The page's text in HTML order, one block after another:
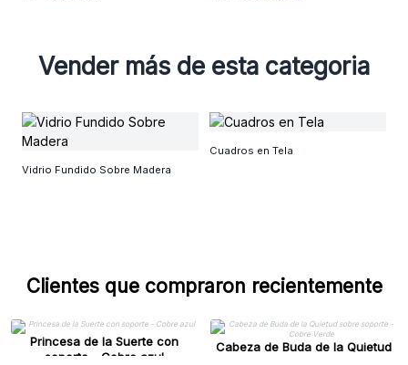
Vender más de esta categoria
Vidrio Fundido Sobre Madera
Cuadros en Tela
Clientes que compraron recientemente
Princesa de la Suerte con
soporte - Cobre azul
Cabeza de Buda de la Quietud